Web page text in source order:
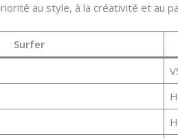
au style, à la créativité et au
Surfer